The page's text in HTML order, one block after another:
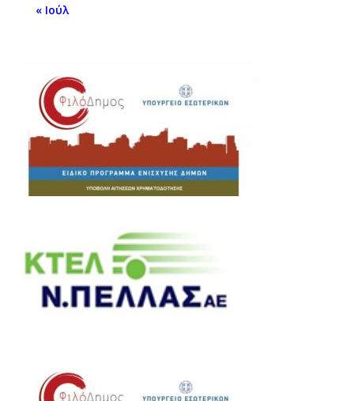
« Ιούλ